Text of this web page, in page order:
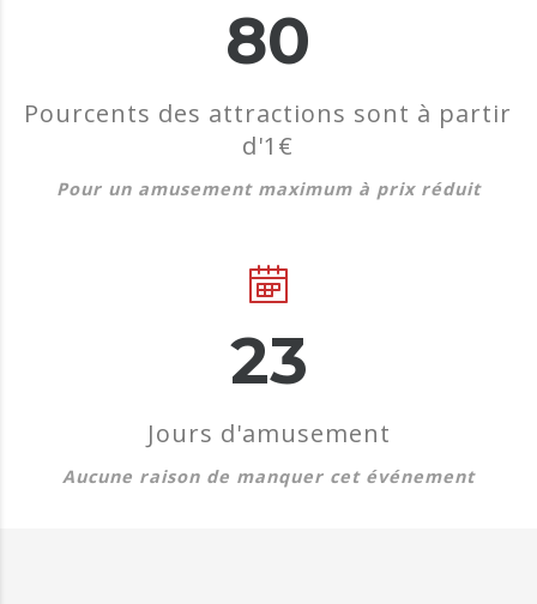
80
Pourcents des attractions sont à partir
d'1€
Pour un amusement maximum à prix réduit
45
Jours d'amusement
Aucune raison de manquer cet événement